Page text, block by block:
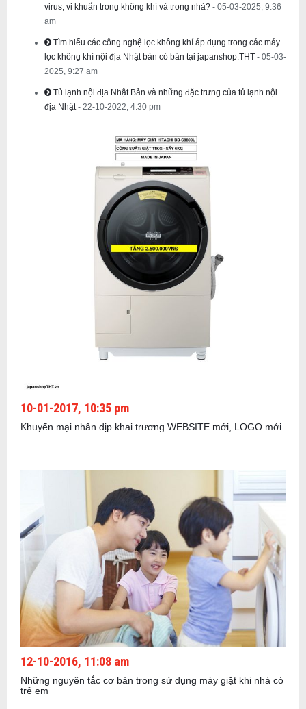
virus, vi khuẩn trong không khí và trong nhà? - 05-03-2025, 9:36
am
Tìm hiểu các công nghệ lọc không khí áp dụng trong các máy
lọc không khí nội địa Nhật bản có bán tại japanshop.THT - 05-03-
2025, 9:27 am
Tủ lạnh nội địa Nhật Bản và những đặc trưng của tủ lạnh nội
địa Nhật - 22-10-2022, 4:30 pm
10-01-2017, 10:35 pm
Khuyến mại nhân dịp khai trương WEBSITE mới, LOGO mới
12-10-2016, 11:08 am
Những nguyên tắc cơ bản trong sử dụng máy giặt khi nhà có
trẻ em